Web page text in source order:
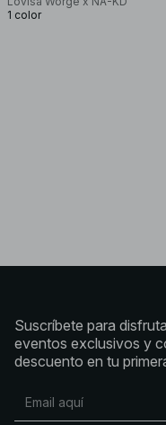
1 color
Suscríbete para
eventos exclusivos y
descuento en tu